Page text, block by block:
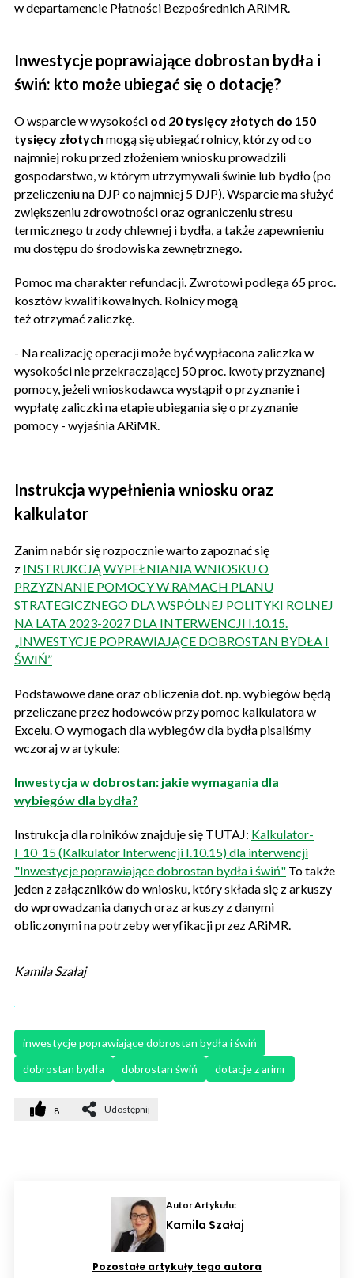
w departamencie Płatności Bezpośrednich ARiMR.
Inwestycje poprawiające dobrostan bydła i
świń: kto może ubiegać się o dotację?
O wsparcie w wysokości od 20 tysięcy złotych do 150
tysięcy złotych mogą się ubiegać rolnicy, którzy od co
najmniej roku przed złożeniem wniosku prowadzili
gospodarstwo, w którym utrzymywali świnie lub bydło (po
przeliczeniu na DJP co najmniej 5 DJP). Wsparcie ma służyć
zwiększeniu zdrowotności oraz ograniczeniu stresu
termicznego trzody chlewnej i bydła, a także zapewnieniu
mu dostępu do środowiska zewnętrznego.
Pomoc ma charakter refundacji. Zwrotowi podlega 65 proc.
kosztów kwalifikowalnych. Rolnicy mogą
też otrzymać zaliczkę.
- Na realizację operacji może być wypłacona zaliczka w
wysokości nie przekraczającej 50 proc. kwoty przyznanej
pomocy, jeżeli wnioskodawca wystąpił o przyznanie i
wypłatę zaliczki na etapie ubiegania się o przyznanie
pomocy - wyjaśnia ARiMR.
Instrukcja wypełnienia wniosku oraz
kalkulator
Zanim nabór się rozpocznie warto zapoznać się
z INSTRUKCJĄ WYPEŁNIANIA WNIOSKU O
PRZYZNANIE POMOCY W RAMACH PLANU
STRATEGICZNEGO DLA WSPÓLNEJ POLITYKI ROLNEJ
NA LATA 2023-2027 DLA INTERWENCJI I.10.15.
„INWESTYCJE POPRAWIAJĄCE DOBROSTAN BYDŁA I
ŚWIŃ”
Podstawowe dane oraz obliczenia dot. np. wybiegów będą
przeliczane przez hodowców przy pomoc kalkulatora w
Excelu. O wymogach dla wybiegów dla bydła pisaliśmy
wczoraj w artykule:
Inwestycja w dobrostan: jakie wymagania dla
wybiegów dla bydła?
Instrukcja dla rolników znajduje się TUTAJ: Kalkulator-
I_10_15 (Kalkulator Interwencji I.10.15) dla interwencji
"Inwestycje poprawiające dobrostan bydła i świń" To także
jeden z załączników do wniosku, który składa się z arkuszy
do wprowadzania danych oraz arkuszy z danymi
obliczonymi na potrzeby weryfikacji przez ARiMR.
Kamila Szałaj
inwestycje poprawiające dobrostan bydła i świń
dobrostan bydła
dobrostan świń dotacje z arimr
8 Udostępnij
Autor Artykułu:
Kamila Szałaj
Pozostałe artykuły tego autora